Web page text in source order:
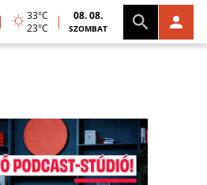
33°C
23°C
08. 08.
SZOMBAT